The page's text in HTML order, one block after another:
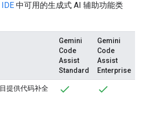
中可用的生成式 AI 辅助功能类
Gemini
Code
Assist
Standard
Gemini
Code
Assist
Enterprise
提供代码补全